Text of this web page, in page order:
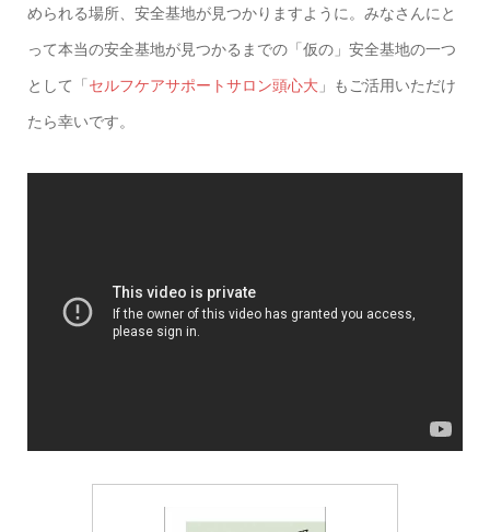
められる場所、安全基地が見つかりますように。みなさんにと
って本当の安全基地が見つかるまでの「仮の」安全基地の一つ
として「 セルフケアサポートサロン頭心大 」もご活用いただけ
たら幸いです。